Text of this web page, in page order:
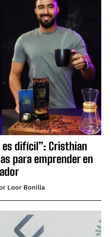
difícil”: Cristhian
para emprender en
Loor Bonilla